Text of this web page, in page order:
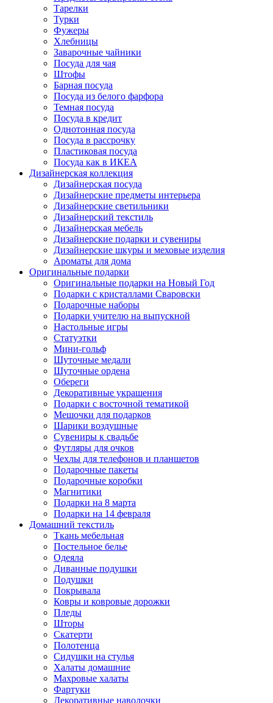
Тарелки
Турки
Фужеры
Хлебницы
Заварочные чайники
Посуда для чая
Штофы
Барная посуда
Посуда из белого фарфора
Темная посуда
Посуда в кредит
Однотонная посуда
Посуда в рассрочку
Пластиковая посуда
Посуда как в ИКЕА
Дизайнерская коллекция
Дизайнерская посуда
Дизайнерские предметы интерьера
Дизайнерские светильники
Дизайнерский текстиль
Дизайнерская мебель
Дизайнерские подарки и сувениры
Дизайнерские шкуры и меховые изделия
Ароматы для дома
Оригинальные подарки
Оригинальные подарки на Новый Год
Подарки с кристаллами Сваровски
Подарочные наборы
Подарки учителю на выпускной
Настольные игры
Статуэтки
Мини-гольф
Шуточные медали
Шуточные ордена
Обереги
Декоративные украшения
Подарки с восточной тематикой
Мешочки для подарков
Шарики воздушные
Сувениры к свадьбе
Футляры для очков
Чехлы для телефонов и планшетов
Подарочные пакеты
Подарочные коробки
Магнитики
Подарки на 8 марта
Подарки на 14 февраля
Домашний текстиль
Ткань мебельная
Постельное белье
Одеяла
Диванные подушки
Подушки
Покрывала
Ковры и ковровые дорожки
Пледы
Шторы
Скатерти
Полотенца
Сидушки на стулья
Халаты домашние
Махровые халаты
Фартуки
Декоративные наволочки